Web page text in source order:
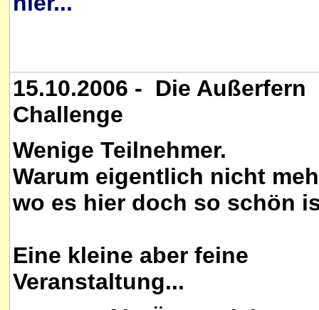
15.10.2006 - Die Außerfern
Challenge
Wenige Teilnehmer.
Warum eigentlich nicht
wo es hier doch so schön
Eine kleine aber feine
Veranstaltung...